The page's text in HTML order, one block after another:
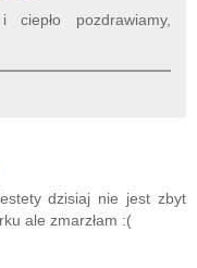
pozdrawiamy,
dzisiaj nie jest zbyt
ale zmarzłam :(